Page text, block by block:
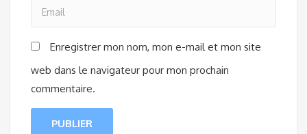
Enregistrer mon nom, mon e-mail et mon site
web dans le navigateur pour mon prochain
commentaire.